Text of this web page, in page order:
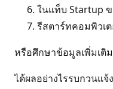
ในแท็บ Startup
รีสตาร์ทคอมพิวเ
หรือศึกษาข้อมูลเพิ่มเติ
ได้ผลอย่างไรรบกวนแจ้